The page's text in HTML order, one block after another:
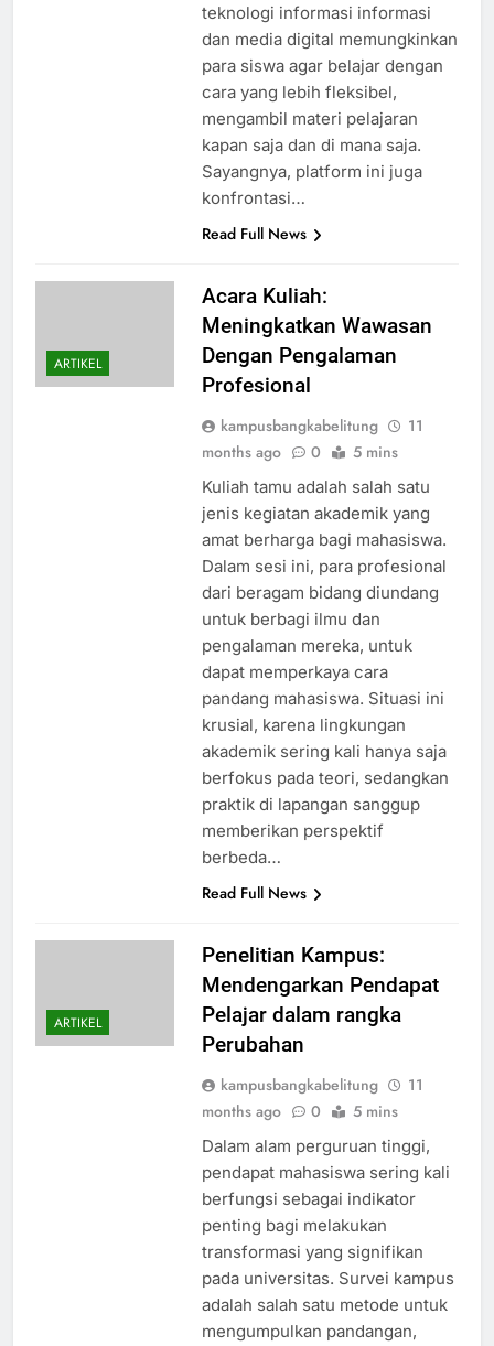
teknologi informasi informasi
dan media digital memungkinkan
para siswa agar belajar dengan
cara yang lebih fleksibel,
mengambil materi pelajaran
kapan saja dan di mana saja.
Sayangnya, platform ini juga
konfrontasi…
Read Full News
ARTIKEL
Acara Kuliah:
Meningkatkan Wawasan
Dengan Pengalaman
Profesional
kampusbangkabelitung
11
months ago
0 5 mins
Kuliah tamu adalah salah satu
jenis kegiatan akademik yang
amat berharga bagi mahasiswa.
Dalam sesi ini, para profesional
dari beragam bidang diundang
untuk berbagi ilmu dan
pengalaman mereka, untuk
dapat memperkaya cara
pandang mahasiswa. Situasi ini
krusial, karena lingkungan
akademik sering kali hanya saja
berfokus pada teori, sedangkan
praktik di lapangan sanggup
memberikan perspektif
berbeda…
Read Full News
ARTIKEL
Penelitian Kampus:
Mendengarkan Pendapat
Pelajar dalam rangka
Perubahan
kampusbangkabelitung
11
months ago
0 5 mins
Dalam alam perguruan tinggi,
pendapat mahasiswa sering kali
berfungsi sebagai indikator
penting bagi melakukan
transformasi yang signifikan
pada universitas. Survei kampus
adalah salah satu metode untuk
mengumpulkan pandangan,